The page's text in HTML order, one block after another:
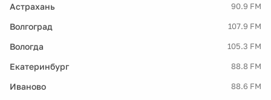
Астрахань 90.9 FM
Волгоград 107.9 FM
Вологда 105.3 FM
Екатеринбург 88.8 FM
Иваново 88.6 FM